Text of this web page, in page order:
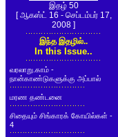
இதழ் 50
[ ஆகஸ்ட் 16 - செப்டம்பர் 17,
2008 ]
இந்த இதழில்..
In this Issue..
வரலாறு.காம் -
நான்காண்டுகளுக்கு அப்பால்
மரண தண்டனை
சிதையும் சிங்காரக் கோயில்கள் -
4